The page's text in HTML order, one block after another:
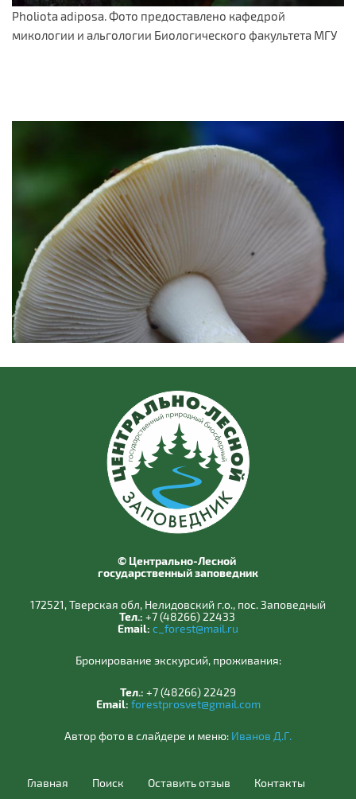
Pholiota adiposa. Фото предоставлено кафедрой
микологии и альгологии Биологического факультета МГУ
© Центрально-Лесной
государственный заповедник
172521, Тверская обл, Нелидовский г.о., пос. Заповедный
Тел.: +7 (48266) 22433
Email: c_forest@mail.ru
Бронирование экскурсий, проживания:
Тел.: +7 (48266) 22429
Email: forestprosvet@gmail.com
Автор фото в слайдере и меню: Иванов Д.Г.
Главная Поиск Оставить отзыв Контакты